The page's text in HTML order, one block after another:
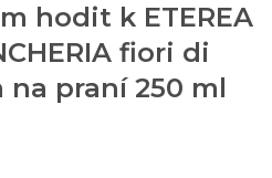
hodit k ETEREA
fiori di
praní 250 ml